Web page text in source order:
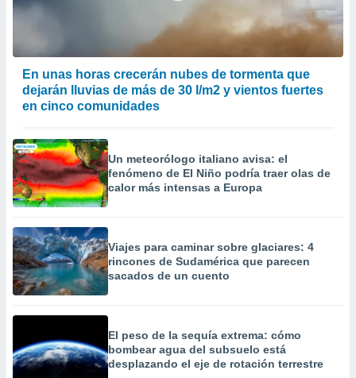
uso de
e
mediante
publicidad
publicidad
1199
En unas horas crecerán nubes de tormenta que
dejarán lluvias de más de 30 l/m2 y vientos fuertes
en cinco comunidades
Un meteorólogo italiano avisa: el
fenómeno de El Niño podría traer olas de
calor más intensas a Europa
Viajes para caminar sobre glaciares: 4
rincones de Sudamérica que parecen
sacados de un cuento
El peso de la sequía extrema: cómo
bombear agua del subsuelo está
desplazando el eje de rotación terrestre